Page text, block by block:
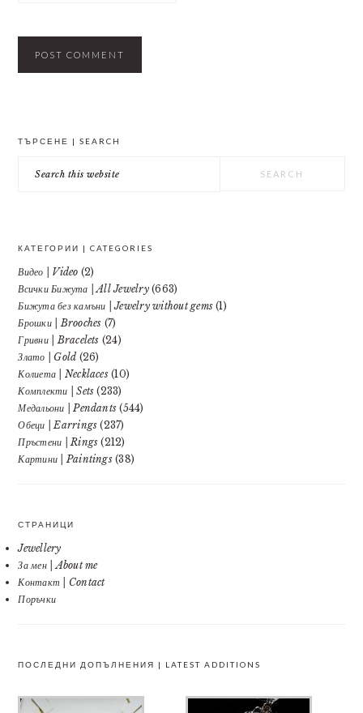
ТЪРСЕНЕ | SEARCH
this
КАТЕГОРИИ | CATEGORIES
Видео | Video (2)
Всички Бижута | All Jewelry(663)
Бижута без камъни | Jewelry without gems (1)
Брошки | Brooches (7)
Гривни | Bracelets (24)
Злато | Gold (26)
Колиета | Necklaces(10)
Комплекти | Sets (233)
Медальони | Pendants (544)
Обеци | Earrings (237)
Пръстени | Rings (212)
Картини | Paintings(38)
СТРАНИЦИ
Jewellery
За мен | About me
Контакт | Contact
Поръчки
ПОСЛЕДНИ ДОПЪЛНЕНИЯ | LATEST ADDITIONS